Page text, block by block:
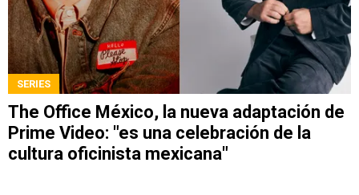
SERIES
The Office México, la nueva adaptación de
Prime Video: "es una celebración de la
cultura oficinista mexicana"